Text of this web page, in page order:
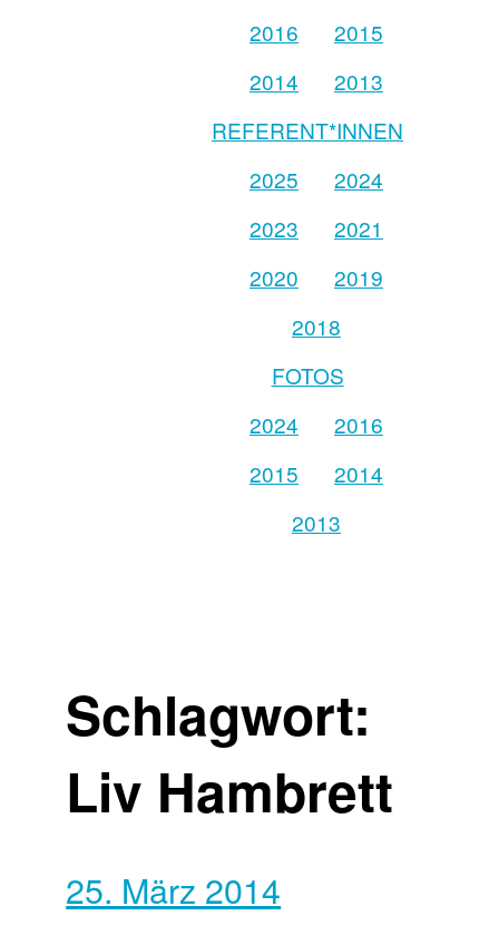
2016
2015
2014
2013
REFERENT*INNEN
2025
2024
2023
2021
2020
2019
2018
FOTOS
2024
2016
2015
2014
2013
Schlagwort:
Liv Hambrett
25. März 2014